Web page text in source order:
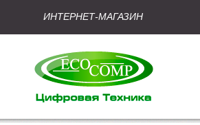
ИНТЕРНЕТ-МАГАЗИН